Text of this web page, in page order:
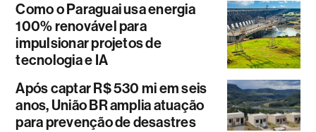
Como o Paraguai usa energia
100% renovável para
impulsionar projetos de
tecnologia e IA
Após captar R$ 530 mi em seis
anos, União BR amplia atuação
para prevenção de desastres